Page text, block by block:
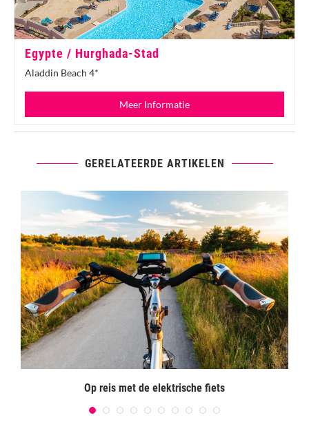
Egypte / Hurghada-Stad
Aladdin Beach 4*
Meer Informatie
GERELATEERDE ARTIKELEN
Op reis met de elektrische fiets